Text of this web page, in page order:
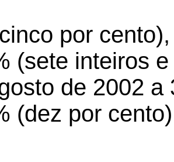
por
(sete inteiros
de 2002
(dez por